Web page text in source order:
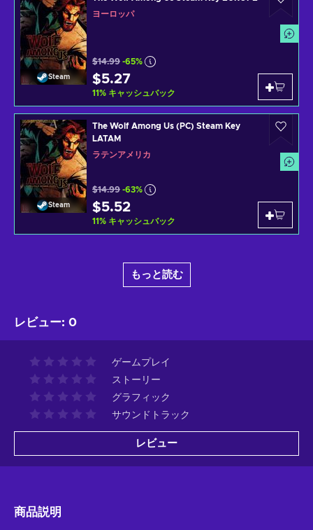
Steam
ヨーロッパ
$14.99 -65%
$5.27
11% キャッシュバック
Steam
The Wolf Among Us (PC) Steam Key
LATAM
ラテンアメリカ
$14.99 -63%
$5.52
11% キャッシュバック
もっと読む
レビュー: 0
ゲームプレイ
ストーリー
グラフィック
サウンドトラック
レビュー
商品説明